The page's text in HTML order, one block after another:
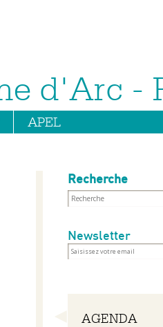
APEL
Recherche
Newsletter
Navigation
AGENDA